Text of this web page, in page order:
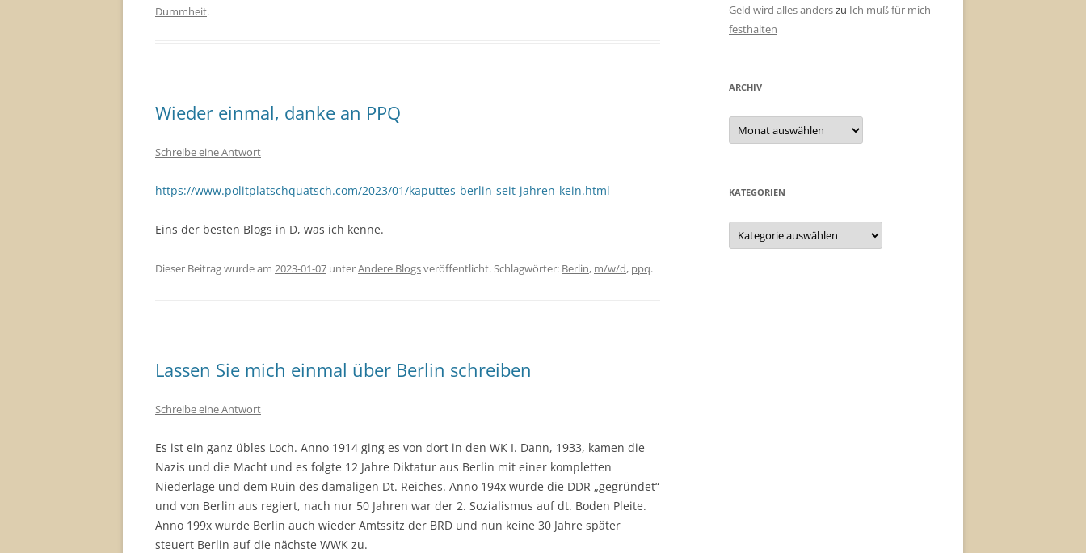
Dummheit.
Wieder einmal, danke an PPQ
Schreibe eine Antwort
https://www.politplatschquatsch.com/2023/01/kaputtes-berlin-seit-jahren-kein.html
Eins der besten Blogs in D, was ich kenne.
Dieser Beitrag wurde am 2023-01-07 unterAndere Blogsveröffentlicht. Schlagwörter: Berlin, m/w/d, ppq.
Lassen Sie mich einmal über Berlin schreiben
Schreibe eine Antwort
Es ist ein ganz übles Loch. Anno 1914 ging es von dort in den WK I. Dann, 1933, kamen die
Nazis und die Macht und es folgte 12 Jahre Diktatur aus Berlin mit einer kompletten
Niederlage und dem Ruin des damaligen Dt. Reiches. Anno 194x wurde die DDR „gegründet“
und von Berlin aus regiert, nach nur 50 Jahren war der 2. Sozialismus auf dt. Boden Pleite.
Anno 199x wurde Berlin auch wieder Amtssitz der BRD und nun keine 30 Jahre später
steuert Berlin auf die nächste WWK zu.
Geld wird alles anderszu Ich muß für mich
festhalten
ARCHIV
Archiv
KATEGORIEN
Kategorien